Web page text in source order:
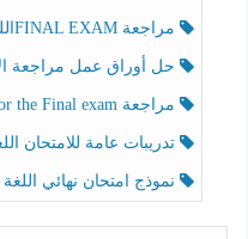
مراجعة FINAL EXAMاللغة الإنجليزية الصف الخامس الفصل الثالث
حل أوراق عمل مراجعة الاختبار
مراجعة Preparation for the Final exam اللغة الإنجليزية الصف الرابع الفصل الثالث
تدريبات عامة للامتحان
نموذج امتحان نهائي اللغة